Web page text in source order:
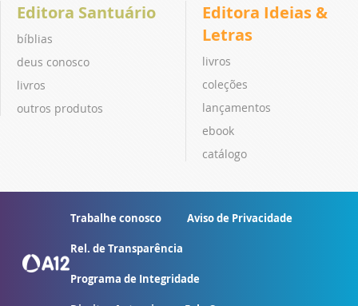
Editora Santuário
bíblias
deus conosco
livros
outros produtos
Editora Ideias &
Letras
livros
coleções
lançamentos
ebook
catálogo
Trabalhe conosco Aviso de Privacidade
Rel. de Transparência
Programa de Integridade